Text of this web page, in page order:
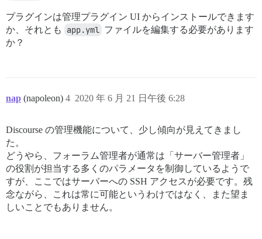
プラグインは管理プラグイン UI からインストールできます
か、それとも
app.yml ファイルを編集する必要があります
か？
nap (napoleon) 2020 年 6 月 21 日午後 6:28
4
Discourse の管理機能について、少し傾向が見えてきまし
た。
どうやら、フォーラム管理者が通常は「サーバー管理者」
の役割が担当する多くのパラメータを制御しているようで
すが、ここではサーバーへの SSH アクセスが必要です。残
念ながら、これは常に可能というわけではなく、また望ま
しいことでもありません。